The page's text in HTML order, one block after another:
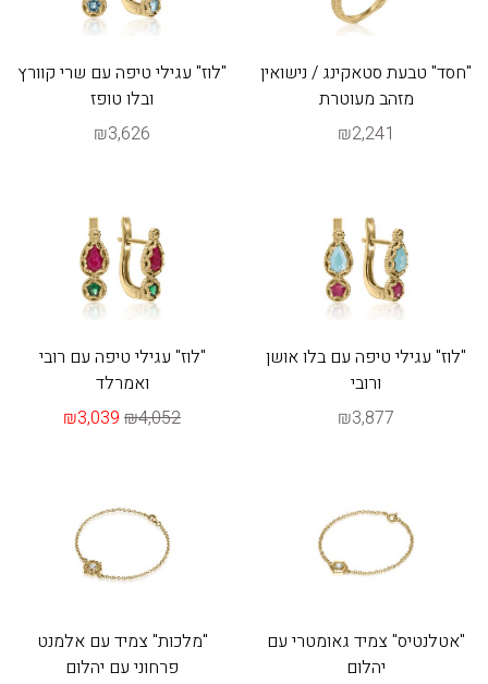
"חסד" טבעת סטאקינג / נישואין
מזהב מעוטרת
₪2,241
"לוז" עגילי טיפה עם שרי קוורץ
ובלו טופז
₪3,626
"לוז" עגילי טיפה עם בלו אושן
ורובי
₪3,877
"לוז" עגילי טיפה עם רובי
ואמרלד
₪3,039 ₪4,052
"אטלנטיס" צמיד גאומטרי עם
יהלום
"מלכות" צמיד עם אלמנט
פרחוני עם יהלום